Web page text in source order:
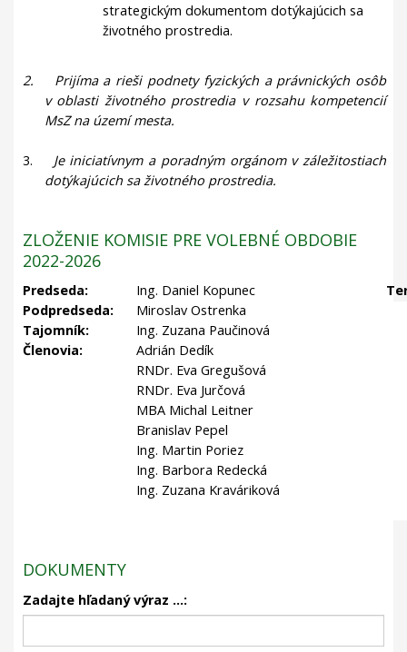
strategickým dokumentom dotýkajúcich sa
životného prostredia.
2.
Prijíma a rieši podnety fyzických a právnických osôb
v oblasti životného prostredia v rozsahu kompetencií
MsZ na území mesta.
3.
Je iniciatívnym a poradným orgánom v záležitostiach
dotýkajúcich sa životného prostredia.
ZLOŽENIE KOMISIE PRE VOLEBNÉ OBDOBIE
2022-2026
Predseda:
Podpredseda:
Tajomník:
Členovia:
Ing. Daniel Kopunec
Miroslav Ostrenka
Ing. Zuzana Paučinová
Adrián Dedík
RNDr. Eva Gregušová
RNDr. Eva Jurčová
MBA Michal Leitner
Branislav Pepel
Ing. Martin Poriez
Ing. Barbora Redecká
Ing. Zuzana Kraváriková
DOKUMENTY
Zadajte hľadaný výraz ...: